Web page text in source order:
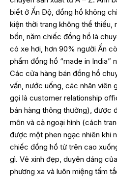
biết ở Ấn Độ, đồng hồ không
kiện thời trang không thể thiếu,
bốn, năm chiếc đồng hồ là
có xe hơi, hơn 90% người Ấn
phẩm đồng hồ “made in India”
Các cửa hàng bán đồng hồ
vấn, nước uống, các nhân viên
gọi là customer relationship
bán hàng thông thường), được
môn và cả ngoại hình (cách
được một phen ngạc nhiên khi
chiếc đồng hồ từ trên cao
gì. Vẻ xinh đẹp, duyên dáng
phương xa và luôn miệng tấm